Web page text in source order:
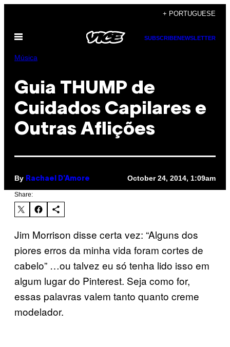
content
+ PORTUGUESE
Open
SUBSCRIBENEWSLETTER
Música
Guia THUMP de
Cuidados Capilares e
Outras Aflições
By Rachael D’Amore October 24, 2014, 1:09am
Share:
Jim Morrison disse certa vez: “Alguns dos
piores erros da minha vida foram cortes de
cabelo” …ou talvez eu só tenha lido isso em
algum lugar do Pinterest. Seja como for,
essas palavras valem tanto quanto creme
modelador.